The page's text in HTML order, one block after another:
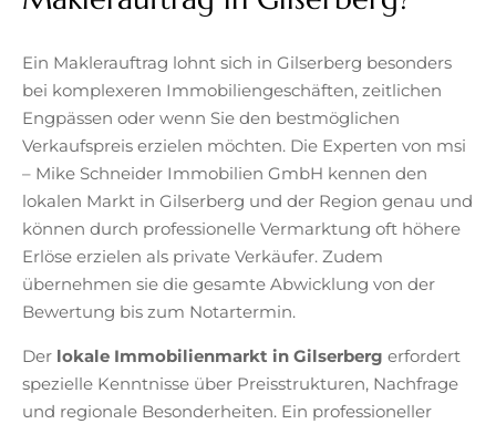
Ein Maklerauftrag lohnt sich in Gilserberg besonders
bei komplexeren Immobiliengeschäften, zeitlichen
Engpässen oder wenn Sie den bestmöglichen
Verkaufspreis erzielen möchten. Die Experten von msi
– Mike Schneider Immobilien GmbH kennen den
lokalen Markt in Gilserberg und der Region genau und
können durch professionelle Vermarktung oft höhere
Erlöse erzielen als private Verkäufer. Zudem
übernehmen sie die gesamte Abwicklung von der
Bewertung bis zum Notartermin.
Der lokale Immobilienmarkt in Gilserberg erfordert
spezielle Kenntnisse über Preisstrukturen, Nachfrage
und regionale Besonderheiten. Ein professioneller